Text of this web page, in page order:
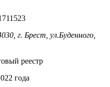
г. Брест, ул.Буденного,
реестр
года